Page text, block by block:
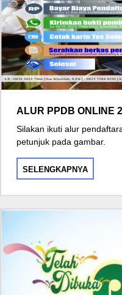
ALUR PPDB ONLINE
Silakan ikuti alur
petunjuk pada gambar.
SELENGKAPNYA